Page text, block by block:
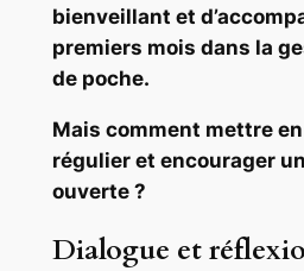
bienveillant et
premiers mois dans la
de poche.
Mais comment mettre
régulier et encourager
ouverte ?
Dialogue et